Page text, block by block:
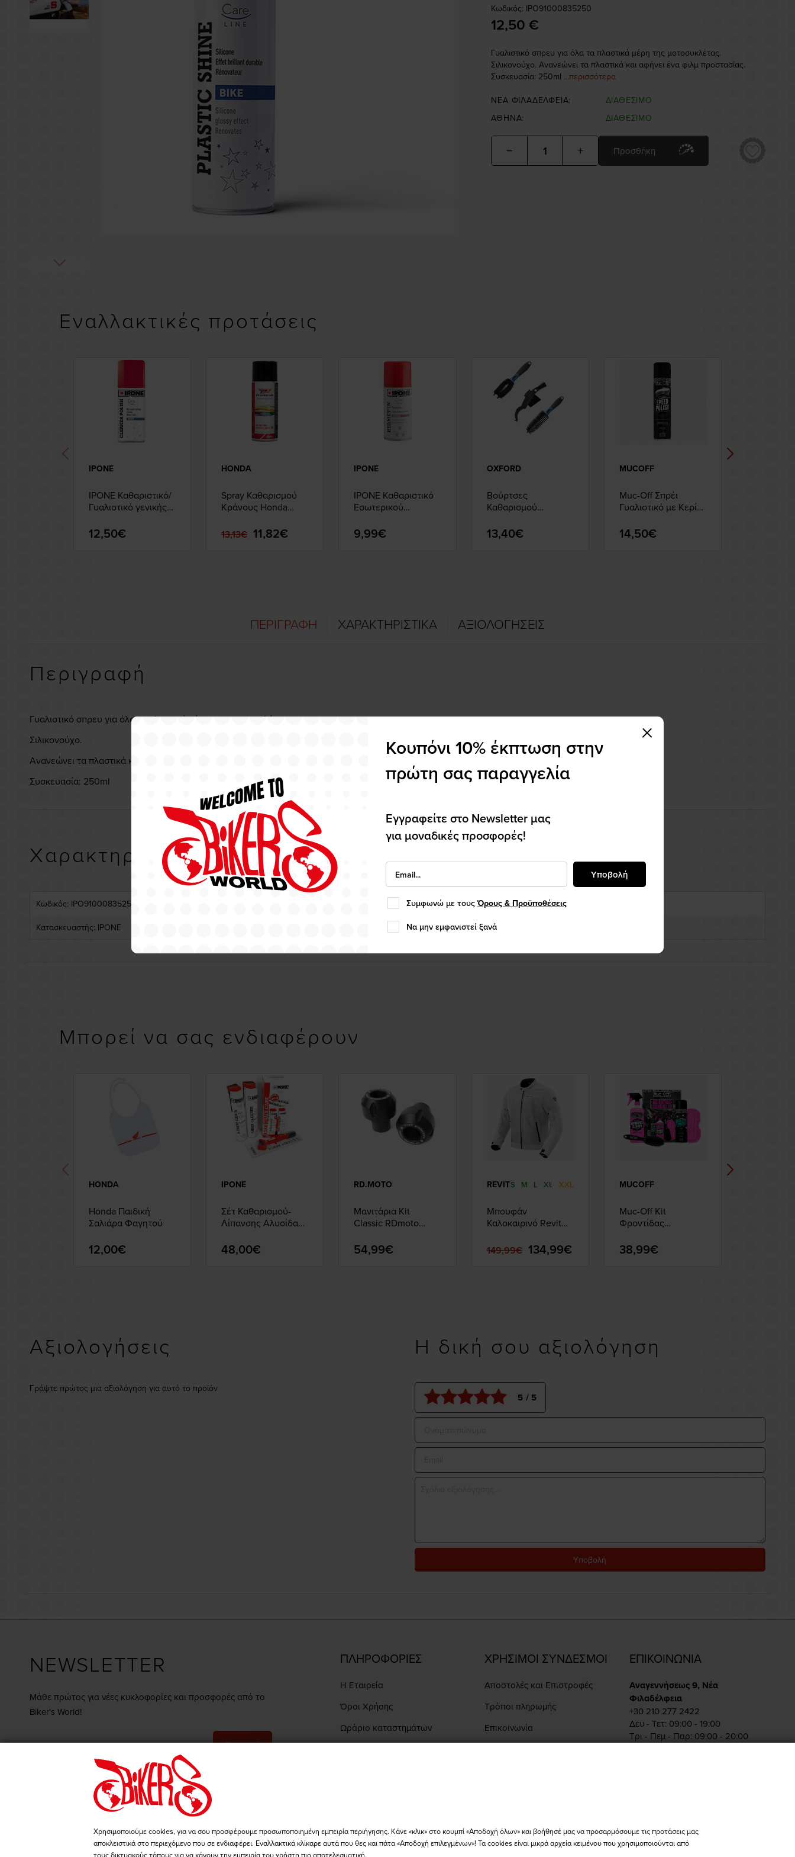
Κωδικός: IPO91000835250
12,50 €
Γυαλιστικό σπρευ για όλα τα πλαστικά μέρη της μοτοσυκλέτας.
Σιλικονούχο. Ανανεώνει τα πλαστικά και αφήνει ένα φιλμ προστασίας.
Συσκευασία: 250ml ...περισσότερα
ΝΕΑ ΦΙΛΑΔΕΛΦΕΙΑ:
ΔΙΑΘΕΣΙΜΟ
ΑΘΗΝΑ:
ΔΙΑΘΕΣΙΜΟ
− + Προσθήκη
Εναλλακτικές προτάσεις
IPONE
IPONE Καθαριστικό/
Γυαλιστικό γενικής
12,50€
HONDA
Spray Καθαρισμού
Κράνους Honda
13,13€ 11,82€
IPONE
IPONE Καθαριστικό
Εσωτερικού
9,99€
OXFORD
Βούρτσες
Καθαρισμού
3τμχ
13,40€
MUCOFF
Muc-Off Σπρέι
Γυαλιστικό με Κερί
14,50€
ΠΕΡΙΓΡΑΦΗ ΧΑΡΑΚΤΗΡΙΣΤΙΚΑ ΑΞΙΟΛΟΓΗΣΕΙΣ
Περιγραφή
Γυαλιστικό σπρευ για όλα τα πλαστικά μέρη της μοτοσυκλέτας.
Σιλικονούχο.
Ανανεώνει τα πλαστικά και αφήνει ένα φιλμ προστασίας.
Συσκευασία: 250ml
Χαρακτηριστικά
Κωδικός: IPO91000835250
Κατασκευαστής: IPONE
Μπορεί να σας ενδιαφέρουν
HONDA
Honda Παιδική
Σαλιάρα Φαγητού
12,00€
IPONE
Σέτ Καθαρισμού-
Λίπανσης Αλυσίδας
48,00€
RD.MOTO
Μανιτάρια Kit
Classic RDmoto
54,99€
REVITS M L XL XXL
Μπουφάν
Καλοκαιρινό Revit
149,99€ 134,99€
MUCOFF
Muc-Off Kit
Φροντίδας
38,99€
Αξιολογήσεις
Γράψτε πρώτος μια αξιολόγηση για αυτό το προϊόν
Η δική σου αξιολόγηση
Υποβολή
NEWSLETTER
Μάθε πρώτος για νέες κυκλοφορίες και προσφορές από το
Biker's World!
Εγγραφή
όρους & προϋποθέσεις
Μπες στη σελίδα μας στο
Μπες στη σελίδα μας στο
Instagram
ΠΛΗΡΟΦΟΡΙΕΣ
Η Εταιρεία
Όροι Χρήσης
Ωράριο καταστημάτων
ΧΡΗΣΙΜΟΙ ΣΥΝΔΕΣΜΟΙ
Αποστολές και Επιστροφές
Τρόποι πληρωμής
Επικοινωνία
ΕΠΙΚΟΙΝΩΝΙΑ
Αναγεννήσεως 9, Νέα
Φιλαδέλφεια
+30 210 277 2422
Δευ - Τετ: 09:00 - 19:00
Τρι - Πεμ - Παρ: 09:00 - 20:00
store@bikers-world.gr
ΑΦΜ: 802835511
Χρησιμοποιούμε cookies, για να σου προσφέρουμε προσωποποιημένη εμπειρία περιήγησης. Κάνε «κλικ» στο κουμπί «Αποδοχή όλων» και βοήθησέ μας να προσαρμόσουμε τις προτάσεις μας
αποκλειστικά στο περιεχόμενο που σε ενδιαφέρει. Εναλλακτικά κλίκαρε αυτά που θες και πάτα «Αποδοχή επιλεγμένων»! Τα cookies είναι μικρά αρχεία κειμένου που χρησιμοποιούνται από
τους δικτυακούς τόπους για να κάνουν την εμπειρία του χρήστη πιο αποτελεσματική.
Κουπόνι 10% έκπτωση στην
πρώτη σας παραγγελία
Εγγραφείτε στο Newsletter μας
για μοναδικές προσφορές!
Υποβολή
Συμφωνώ με τους Όρους & Προϋποθέσεις
Να μην εμφανιστεί ξανά